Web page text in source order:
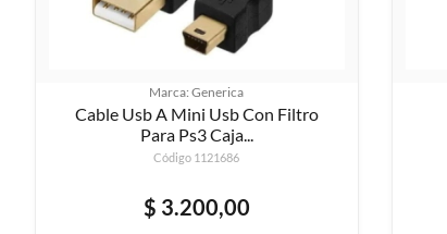
Marca: Generica
Cable Usb A Mini Usb Con Filtro
Para Ps3 Caja...
Código 1121686
$ 3.200,00